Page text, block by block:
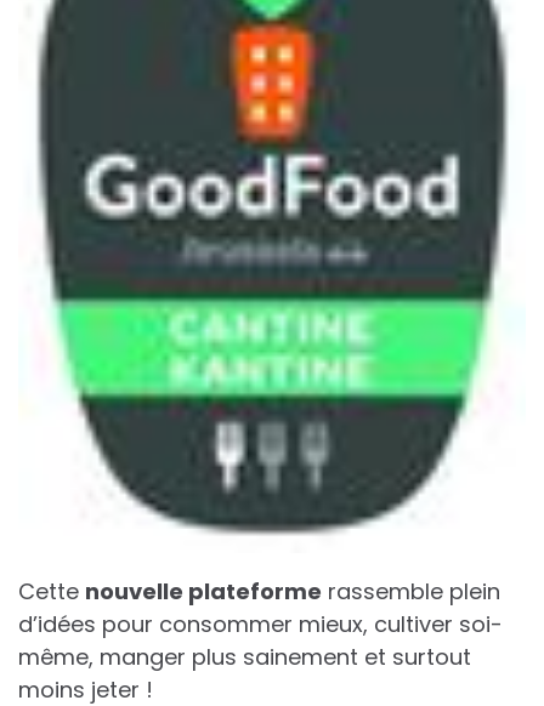
Cette nouvelle plateforme rassemble plein
d’idées pour consommer mieux, cultiver soi-
même, manger plus sainement et surtout
moins jeter !